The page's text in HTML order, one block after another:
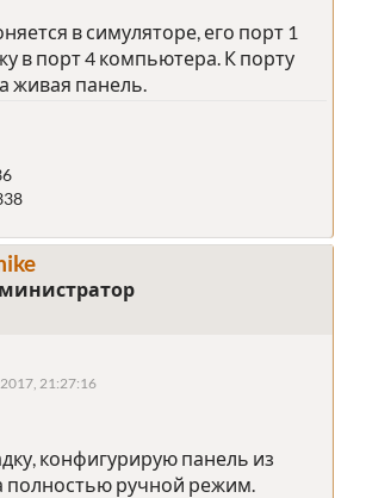
в симуляторе, его порт 1
в порт 4 компьютера. К порту
живая панель.
21:27:16
конфигурирую панель из
полностью ручной режим.